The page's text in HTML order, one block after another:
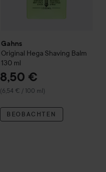
Gahns
Original Hega Shaving Balm
130 ml
8,50 €
(6,54 € / 100 ml)
BEOBACHTEN